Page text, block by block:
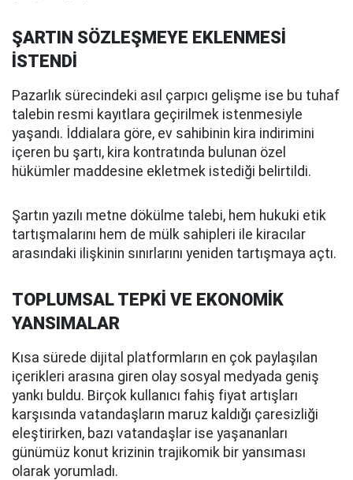
ŞARTIN SÖZLEŞMEYE EKLENMESİ
İSTENDİ
Pazarlık sürecindeki asıl çarpıcı gelişme ise bu tuhaf
talebin resmi kayıtlara geçirilmek istenmesiyle
yaşandı. İddialara göre, ev sahibinin kira indirimini
içeren bu şartı, kira kontratında bulunan özel
hükümler maddesine ekletmek istediği belirtildi.
Şartın yazılı metne dökülme talebi, hem hukuki etik
tartışmalarını hem de mülk sahipleri ile kiracılar
arasındaki ilişkinin sınırlarını yeniden tartışmaya açtı.
TOPLUMSAL TEPKİ VE EKONOMİK
YANSIMALAR
Kısa sürede dijital platformların en çok paylaşılan
içerikleri arasına giren olay sosyal medyada geniş
yankı buldu. Birçok kullanıcı fahiş fiyat artışları
karşısında vatandaşların maruz kaldığı çaresizliği
eleştirirken, bazı vatandaşlar ise yaşananları
günümüz konut krizinin trajikomik bir yansıması
olarak yorumladı.